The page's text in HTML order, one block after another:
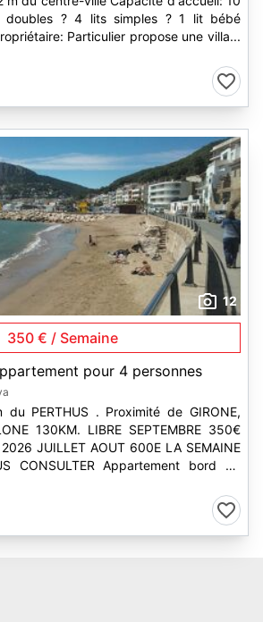
doubles ? 4 lits simples ? 1 lit bébé
Description par le propriétaire: Particulier propose une villa...
12
350 € / Semaine
pour 4 personnes
. Proximité de GIRONE,
Appartement bord de